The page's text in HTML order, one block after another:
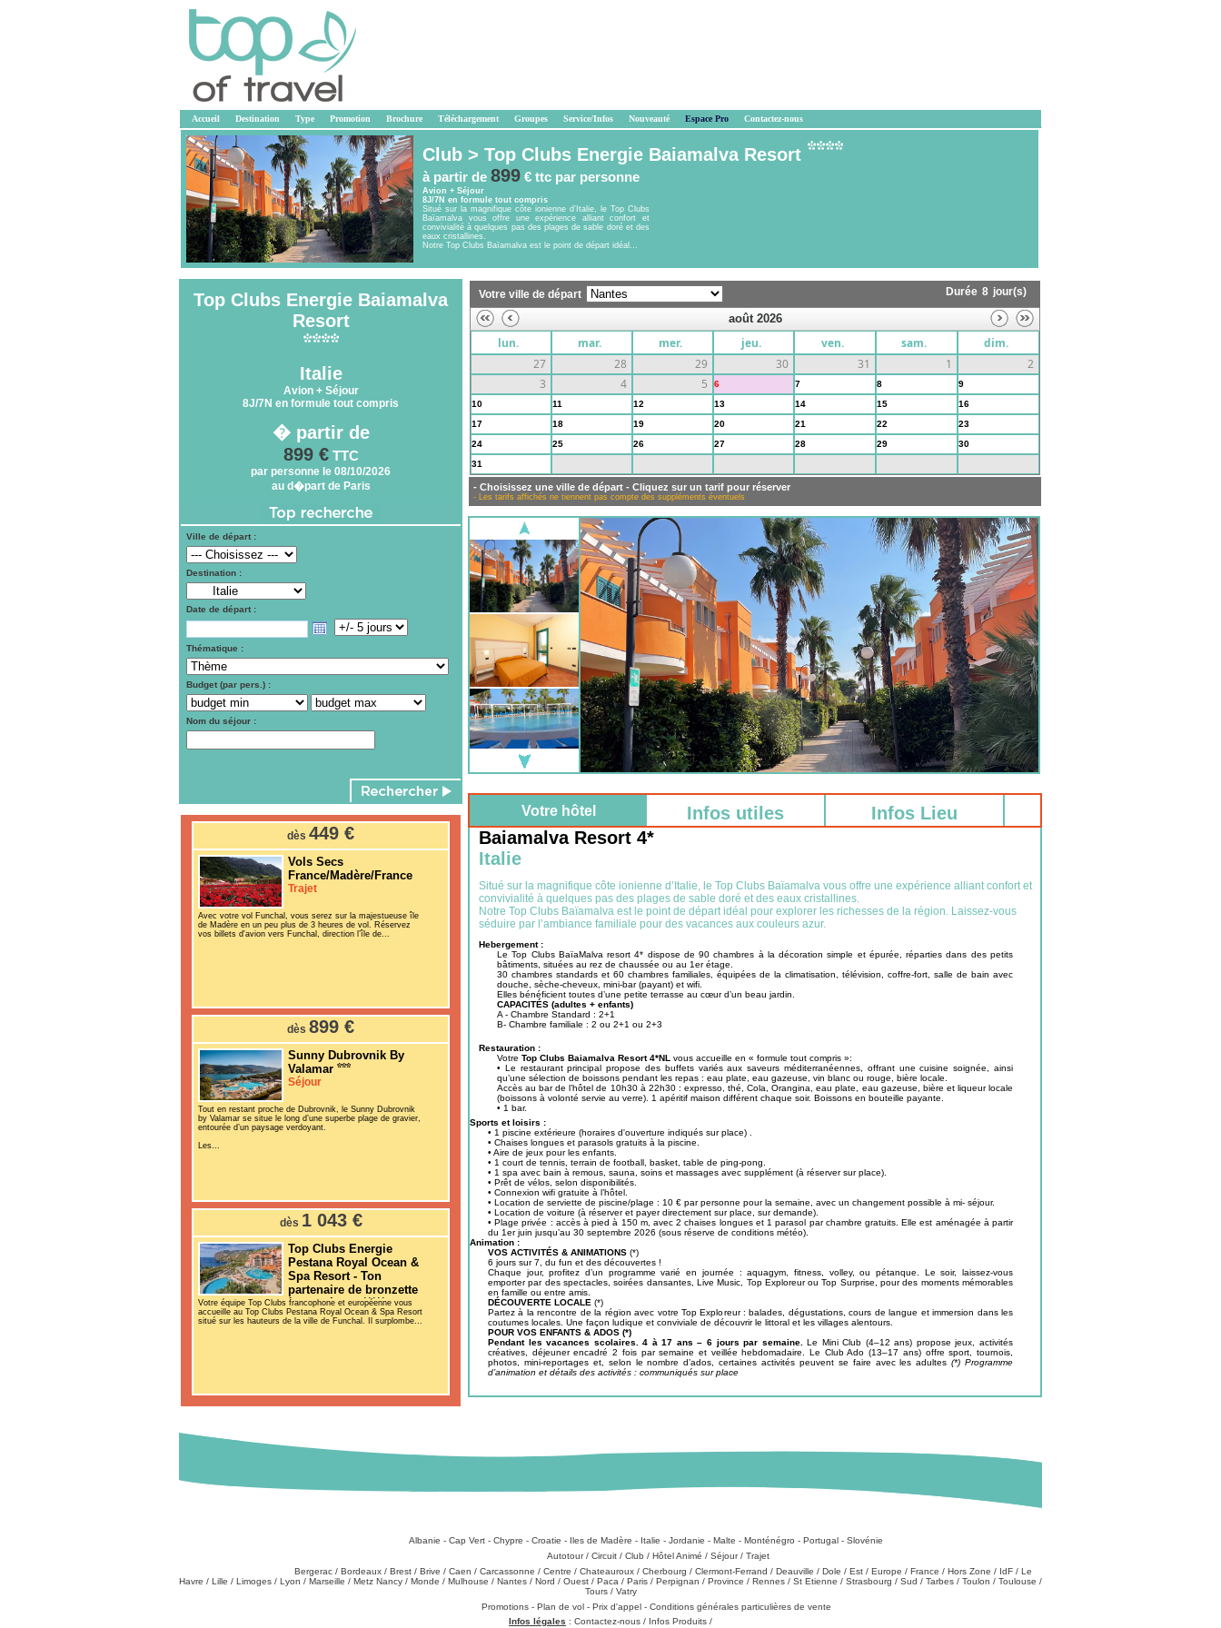
Accueil Destination Type Promotion Brochure Téléchargement Groupes Service/Infos Nouveauté Espace Pro Contactez-nous
Club > Top Clubs Energie Baiamalva Resort
à partir de 899 € ttc par personne
Avion + Séjour
8J/7N en formule tout compris
Situé sur la magnifique côte ionienne d’Italie, le Top Clubs
Baïamalva vous offre une expérience alliant confort et
convivialité à quelques pas des plages de sable doré et des
eaux cristallines.
Notre Top Clubs Baïamalva est le point de départ idéal...
Top Clubs Energie Baiamalva
Resort
Italie
Avion + Séjour
8J/7N en formule tout compris
� partir de
899 €TTC
par personne le 08/10/2026
au d�part de Paris
Ville de départ :
Destination :
Date de départ :
Thématique :
Budget (par pers.) :
Nom du séjour :
dès 449 €
Vols Secs
France/Madère/France
Trajet
Avec votre vol Funchal, vous serez sur la majestueuse île
de Madère en un peu plus de 3 heures de vol. Réservez
vos billets d'avion vers Funchal, direction l’île de...
dès 899 €
Sunny Dubrovnik By
Valamar
Séjour
Tout en restant proche de Dubrovnik, le Sunny Dubrovnik
by Valamar se situe le long d’une superbe plage de gravier,
entourée d’un paysage verdoyant.
Les...
dès 1 043 €
Top Clubs Energie
Pestana Royal Ocean &
Spa Resort - Ton
partenaire de bronzette
à moitié prix
Club
Votre équipe Top Clubs francophone et européenne vous
accueille au Top Clubs Pestana Royal Ocean & Spa Resort
situé sur les hauteurs de la ville de Funchal. Il surplombe...
Votre ville de départ Durée 8 jour(s)
août 2026
lun.
mar. mer. jeu. ven. sam.
dim.
27
28 29 30 31 1
2
3
4 5 6 7 8
9
10
11 12 13 14 15
16
17
18 19 20 21 22
23
24
25 26 27 28 29
30
31
- Choisissez une ville de départ - Cliquez sur un tarif pour réserver
- Les tarifs affichés ne tiennent pas compte des suppléments éventuels
Votre hôtel Infos utiles
Infos Lieu
Baiamalva Resort 4*
Italie
Situé sur la magnifique côte ionienne d’Italie, le Top Clubs Baïamalva vous offre une expérience alliant confort et
convivialité à quelques pas des plages de sable doré et des eaux cristallines.
Notre Top Clubs Baïamalva est le point de départ idéal pour explorer les richesses de la région. Laissez-vous
séduire par l’ambiance familiale pour des vacances aux couleurs azur.
Hebergement :
Le Top Clubs BaïaMalva resort 4* dispose de 90 chambres à la décoration simple et épurée, réparties dans des petits
bâtiments, situées au rez de chaussée ou au 1er étage.
30 chambres standards et 60 chambres familiales, équipées de la climatisation, télévision, coffre-fort, salle de bain avec
douche, sèche-cheveux, mini-bar (payant) et wifi.
Elles bénéficient toutes d’une petite terrasse au cœur d’un beau jardin.
CAPACITÉS (adultes + enfants)
A - Chambre Standard : 2+1
B- Chambre familiale : 2 ou 2+1 ou 2+3
Restauration :
Votre Top Clubs Baiamalva Resort 4*NL vous accueille en « formule tout compris »:
• Le restaurant principal propose des buffets variés aux saveurs méditerranéennes, offrant une cuisine soignée, ainsi
qu’une sélection de boissons pendant les repas : eau plate, eau gazeuse, vin blanc ou rouge, bière locale.
Accès au bar de l’hôtel de 10h30 à 22h30 : expresso, thé, Cola, Orangina, eau plate, eau gazeuse, bière et liqueur locale
(boissons à volonté servie au verre). 1 apéritif maison différent chaque soir. Boissons en bouteille payante.
• 1 bar.
Sports et loisirs :
• 1 piscine extérieure (horaires d'ouverture indiqués sur place) .
• Chaises longues et parasols gratuits à la piscine.
• Aire de jeux pour les enfants.
• 1 court de tennis, terrain de football, basket, table de ping-pong.
• 1 spa avec bain à remous, sauna, soins et massages avec supplément (à réserver sur place).
• Prêt de vélos, selon disponibilités.
• Connexion wifi gratuite à l’hôtel.
• Location de serviette de piscine/plage : 10 € par personne pour la semaine, avec un changement possible à mi- séjour.
• Location de voiture (à réserver et payer directement sur place, sur demande).
• Plage privée : accès à pied à 150 m, avec 2 chaises longues et 1 parasol par chambre gratuits. Elle est aménagée à partir
du 1er juin jusqu’au 30 septembre 2026 (sous réserve de conditions météo).
Animation :
VOS ACTIVITÉS & ANIMATIONS (*)
6 jours sur 7, du fun et des découvertes !
Chaque jour, profitez d’un programme varié en journée : aquagym, fitness, volley, ou pétanque. Le soir, laissez-vous
emporter par des spectacles, soirées dansantes, Live Music, Top Exploreur ou Top Surprise, pour des moments mémorables
en famille ou entre amis.
DÉCOUVERTE LOCALE (*)
Partez à la rencontre de la région avec votre Top Exploreur : balades, dégustations, cours de langue et immersion dans les
coutumes locales. Une façon ludique et conviviale de découvrir le littoral et les villages alentours.
POUR VOS ENFANTS & ADOS (*)
Pendant les vacances scolaires. 4 à 17 ans – 6 jours par semaine.Le Mini Club (4–12 ans) propose jeux, activités
créatives, déjeuner encadré 2 fois par semaine et veillée hebdomadaire. Le Club Ado (13–17 ans) offre sport, tournois,
photos, mini-reportages et, selon le nombre d’ados, certaines activités peuvent se faire avec les adultes(*) Programme
d’animation et détails des activités : communiqués sur place
Albanie - Cap Vert- Chypre - Croatie - Iles de Madère - Italie - Jordanie - Malte - Monténégro - Portugal- Slovénie
Autotour/ Circuit / Club / Hôtel Animé / Séjour/ Trajet
Bergerac / Bordeaux / Brest / Brive / Caen / Carcassonne / Centre / Chateauroux / Cherbourg / Clermont-Ferrand / Deauville / Dole / Est / Europe / France / Hors Zone / IdF / Le
Havre / Lille / Limoges / Lyon / Marseille / Metz Nancy / Monde / Mulhouse / Nantes / Nord / Ouest / Paca / Paris / Perpignan / Province / Rennes / St Etienne / Strasbourg / Sud / Tarbes / Toulon / Toulouse /
Tours/ Vatry
Promotions - Plan de vol - Prix d'appel - Conditions générales particulières de vente
Infos légales : Contactez-nous / Infos Produits /